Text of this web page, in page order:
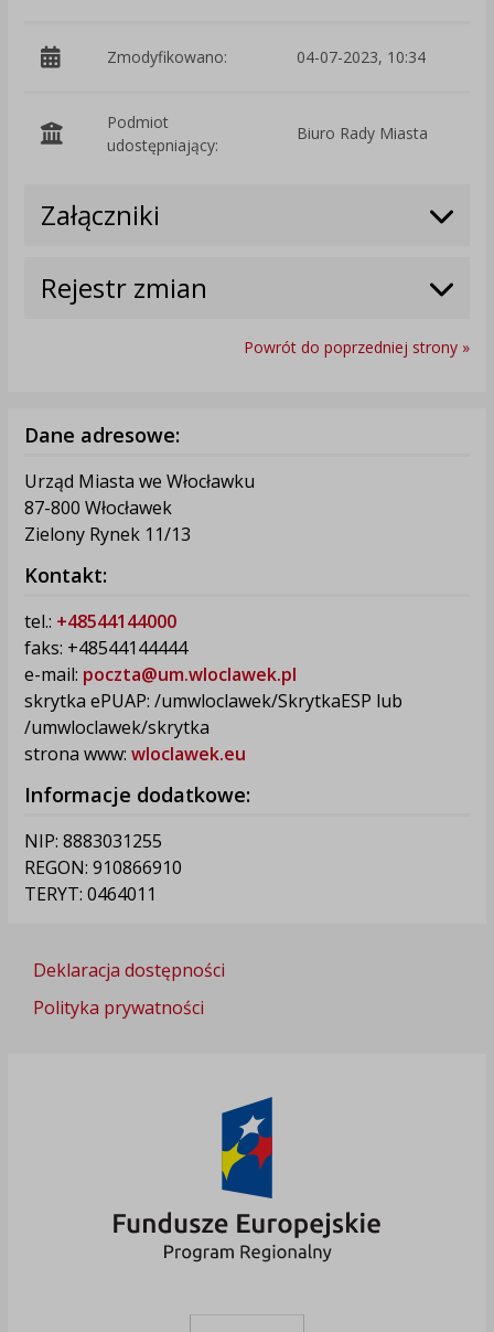
Zmodyfikowano: 04-07-2023, 10:34
Podmiot
udostępniający:
Biuro Rady Miasta
Załączniki
Rejestr zmian
Powrót do poprzedniej strony »
Dane adresowe:
Urząd Miasta we Włocławku
87-800 Włocławek
Zielony Rynek 11/13
Kontakt:
tel.: +48544144000
faks: +48544144444
e-mail: poczta@um.wloclawek.pl
skrytka ePUAP: /umwloclawek/SkrytkaESP lub
/umwloclawek/skrytka
strona www: wloclawek.eu
Informacje dodatkowe:
NIP: 8883031255
REGON: 910866910
TERYT: 0464011
Deklaracja dostępności
Polityka prywatności